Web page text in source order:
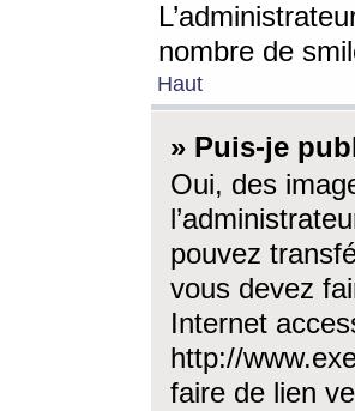
nombre de
Haut
» Puis-je
Oui, des
pouvez
vous devez
Internet
http://
faire de lien